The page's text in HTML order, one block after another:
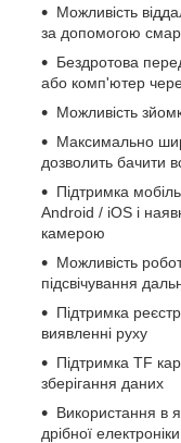
Можливість
за допомогою
Бездротова
або комп'ютер
Можливість
Максимально
дозволить бачити
Підтримка
Android / iOS і
камерою
Можливість
підсвічування
Підтримка
виявленні руху
Підтримка TF
зберігання даних
Використання в
дрібної